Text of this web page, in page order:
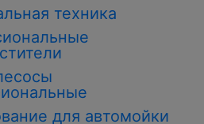
техника
для автомойки